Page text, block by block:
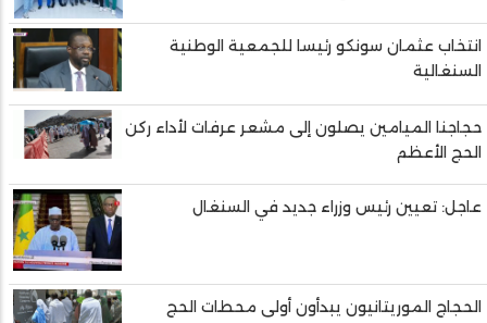
انتخاب عثمان سونكو رئيسا للجمعية الوطنية
السنغالية
حجاجنا الميامين يصلون إلى مشعر عرفات لأداء ركن
الحج الأعظم
عاجل: تعيين رئيس وزراء جديد في السنغال
الحجاج الموريتانيون يبدأون أولى محطات الحج